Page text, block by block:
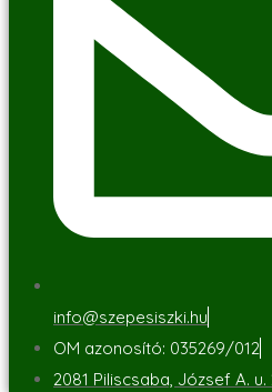
info@szepesiszki.hu
OM azonosító: 035269/012
2081 Piliscsaba, József A.